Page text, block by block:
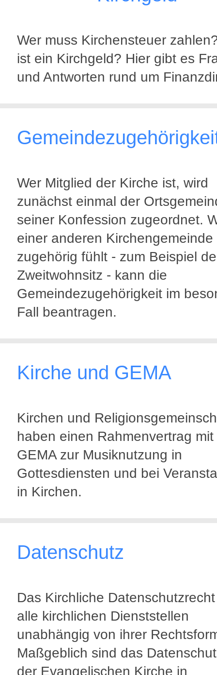
Wer muss Kirchensteuer
ist ein Kirchgeld? Hier gibt es
und Antworten rund um
Wer Mitglied der Kirche ist, wird
zunächst einmal der
seiner Konfession zugeordnet.
einer anderen Kirchengemeinde
zugehörig fühlt - zum Beispiel
Zweitwohnsitz - kann die
Gemeindezugehörigkeit im
Fall beantragen.
Kirche und GEMA
Kirchen und
haben einen Rahmenvertrag mit
GEMA zur Musiknutzung in
Gottesdiensten und bei
in Kirchen.
Datenschutz
Das Kirchliche
alle kirchlichen Dienststellen
unabhängig von ihrer
Maßgeblich sind das
der Evangelischen Kirche in